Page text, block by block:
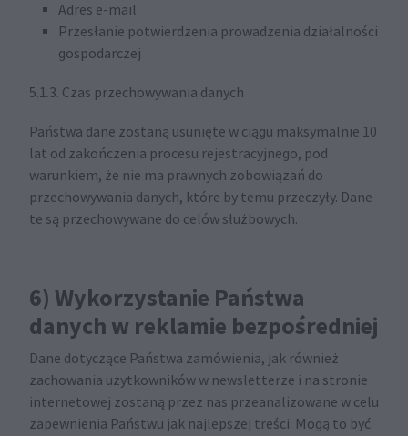
Adres e-mail
Przesłanie potwierdzenia prowadzenia działalności
gospodarczej
5.1.3. Czas przechowywania danych
Państwa dane zostaną usunięte w ciągu maksymalnie 10
lat od zakończenia procesu rejestracyjnego, pod
warunkiem, że nie ma prawnych zobowiązań do
przechowywania danych, które by temu przeczyły. Dane
te są przechowywane do celów służbowych.
6) Wykorzystanie Państwa
danych w reklamie bezpośredniej
Dane dotyczące Państwa zamówienia, jak również
zachowania użytkowników w newsletterze i na stronie
internetowej zostaną przez nas przeanalizowane w celu
zapewnienia Państwu jak najlepszej treści. Mogą to być